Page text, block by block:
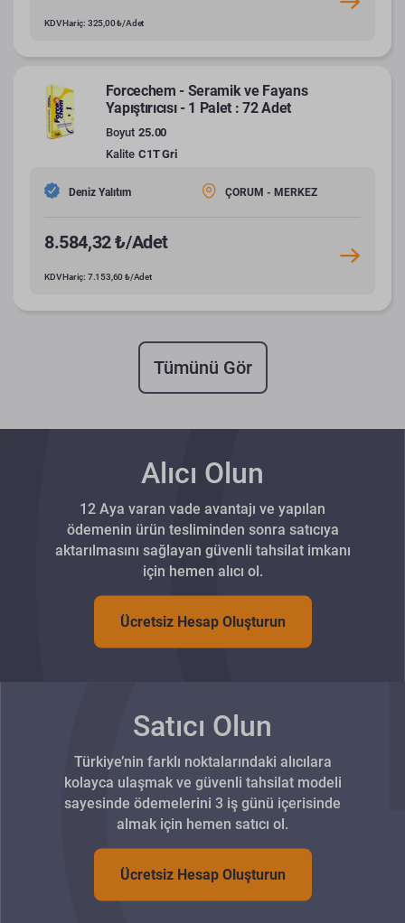
KDV Hariç: 325,00 ₺/Adet
Forcechem - Seramik ve Fayans
Yapıştırıcısı - 1 Palet : 72 Adet
Boyut 25.00
Kalite C1T Gri
Deniz Yalıtım ÇORUM - MERKEZ
8.584,32 ₺/Adet
KDV Hariç: 7.153,60 ₺/Adet
Tümünü Gör
Alıcı Olun
12 Aya varan vade avantajı ve yapılan
ödemenin ürün tesliminden sonra satıcıya
aktarılmasını sağlayan güvenli tahsilat imkanı
için hemen alıcı ol.
Ücretsiz Hesap Oluşturun
Satıcı Olun
Türkiye’nin farklı noktalarındaki alıcılara
kolayca ulaşmak ve güvenli tahsilat modeli
sayesinde ödemelerini 3 iş günü içerisinde
almak için hemen satıcı ol.
Ücretsiz Hesap Oluşturun